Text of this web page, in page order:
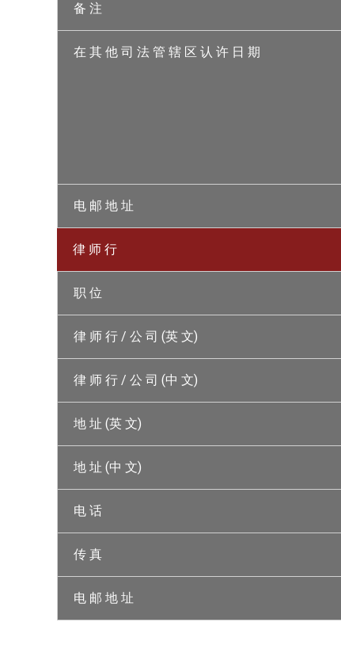
备 注
在 其 他 司 法 管 辖 区 认 许 日 期
电 邮 地 址
律 师 行
职 位
律 师 行 / 公 司 (英 文)
律 师 行 / 公 司 (中 文)
地 址 (英 文)
地 址 (中 文)
电 话
传 真
电 邮 地 址